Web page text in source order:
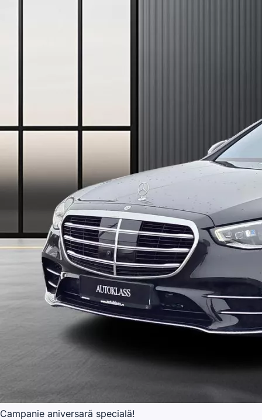
Campanie aniversară specială!